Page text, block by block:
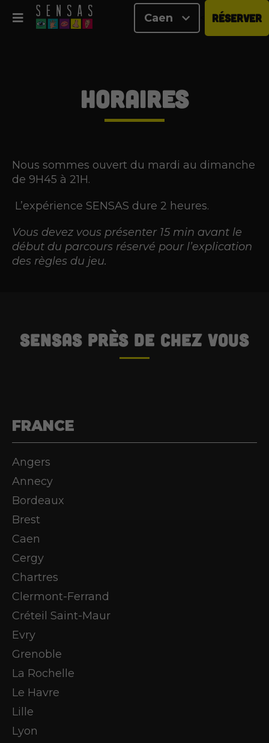
Caen RÉSERVER
Horaires
Nous sommes ouvert du mardi au dimanche
de 9H45 à 21H.
L’expérience SENSAS dure 2 heures.
Vous devez vous présenter 15 min avant le
début du parcours réservé pour l’explication
des règles du jeu.
SENSAS près de chez vous
FRANCE
Angers
Annecy
Bordeaux
Brest
Caen
Cergy
Chartres
Clermont-Ferrand
Créteil Saint-Maur
Evry
Grenoble
La Rochelle
Le Havre
Lille
Lyon